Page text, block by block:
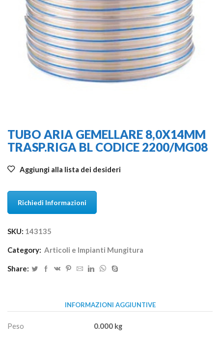
TUBO ARIA GEMELLARE 8,0X14MM
TRASP.RIGA BL CODICE 2200/MG08
Aggiungi alla lista dei desideri
Richiedi Informazioni
SKU: 143135
Category: Articoli e Impianti Mungitura
Share:
INFORMAZIONI AGGIUNTIVE
Peso 0.000 kg